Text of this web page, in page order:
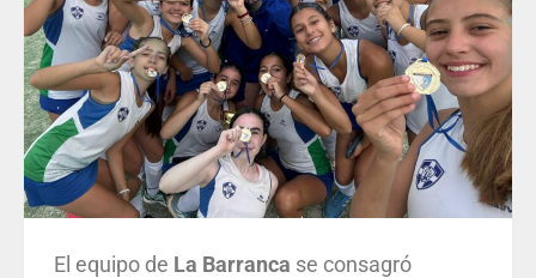
El equipo de La Barranca se consagró